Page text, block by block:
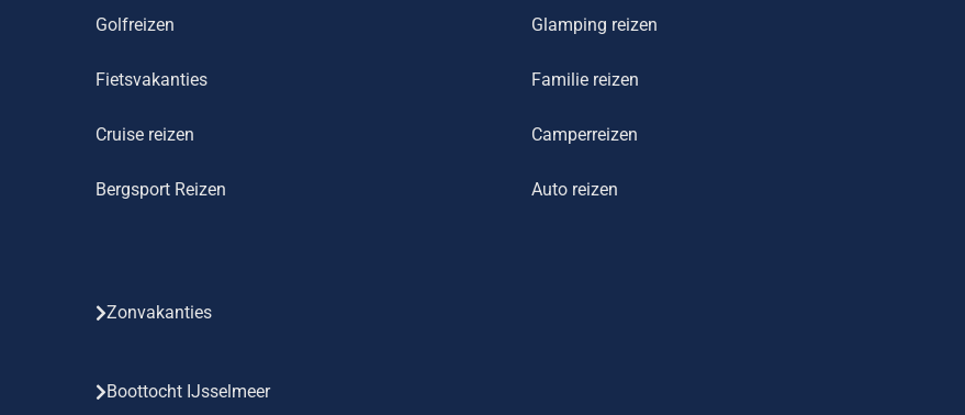
Golfreizen Glamping reizen
Fietsvakanties Familie reizen
Cruise reizen Camperreizen
Bergsport Reizen Auto reizen
Zonvakanties
Boottocht IJsselmeer